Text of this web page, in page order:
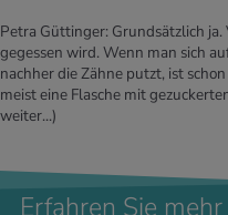
Petra Güttinger: Grundsätzlich
gegessen wird. Wenn man sich
nachher die Zähne putzt, ist
meist eine Flasche mit
weiter...)
Erfahren Sie